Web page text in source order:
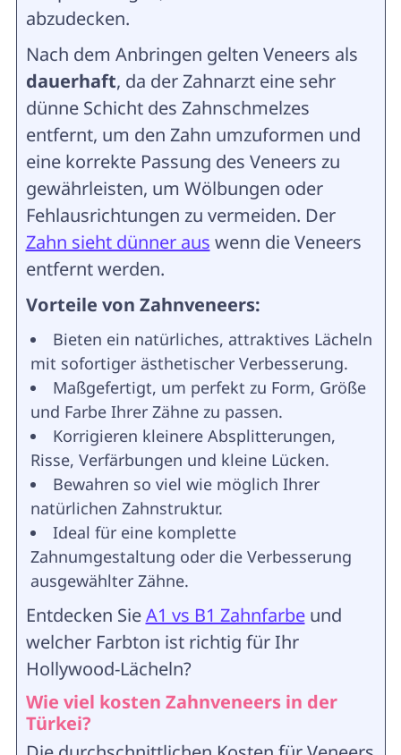
abzudecken.
Nach dem Anbringen gelten Veneers als
dauerhaft, da der Zahnarzt eine sehr
dünne Schicht des Zahnschmelzes
entfernt, um den Zahn umzuformen und
eine korrekte Passung des Veneers zu
gewährleisten, um Wölbungen oder
Fehlausrichtungen zu vermeiden. Der
Zahn sieht dünner aus wenn die Veneers
entfernt werden.
Vorteile von Zahnveneers:
Bieten ein natürliches, attraktives Lächeln
mit sofortiger ästhetischer Verbesserung.
Maßgefertigt, um perfekt zu Form, Größe
und Farbe Ihrer Zähne zu passen.
Korrigieren kleinere Absplitterungen,
Risse, Verfärbungen und kleine Lücken.
Bewahren so viel wie möglich Ihrer
natürlichen Zahnstruktur.
Ideal für eine komplette
Zahnumgestaltung oder die Verbesserung
ausgewählter Zähne.
Entdecken SieA1 vs B1 Zahnfarbeund
welcher Farbton ist richtig für Ihr
Hollywood-Lächeln?
Wie viel kosten Zahnveneers in der
Türkei?